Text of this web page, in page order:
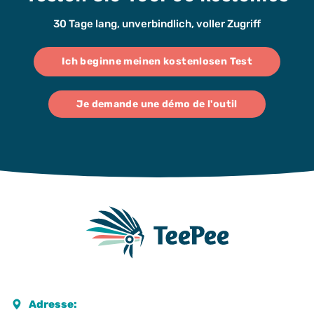
30 Tage lang, unverbindlich, voller Zugriff
Ich beginne meinen kostenlosen Test
Je demande une démo de l'outil
Adresse: